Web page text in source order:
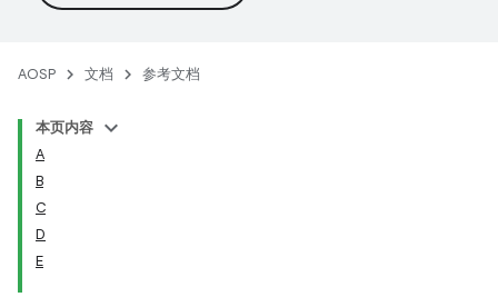
AOSP 文档 参考文档
本页内容
A
B
C
D
E